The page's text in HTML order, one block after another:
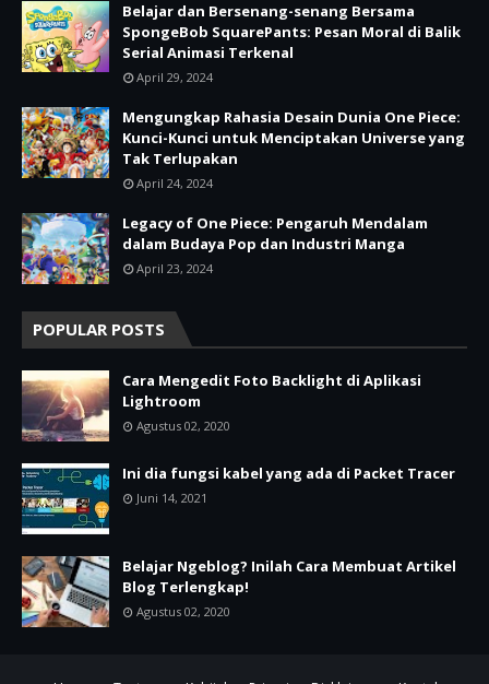
Belajar dan Bersenang-senang Bersama
SpongeBob SquarePants: Pesan Moral di Balik
Serial Animasi Terkenal
April 29, 2024
Mengungkap Rahasia Desain Dunia One Piece:
Kunci-Kunci untuk Menciptakan Universe yang
Tak Terlupakan
April 24, 2024
Legacy of One Piece: Pengaruh Mendalam
dalam Budaya Pop dan Industri Manga
April 23, 2024
POPULAR POSTS
Cara Mengedit Foto Backlight di Aplikasi
Lightroom
Agustus 02, 2020
Ini dia fungsi kabel yang ada di Packet Tracer
Juni 14, 2021
Belajar Ngeblog? Inilah Cara Membuat Artikel
Blog Terlengkap!
Agustus 02, 2020